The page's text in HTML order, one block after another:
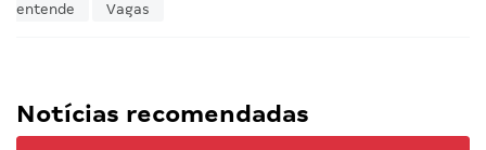
entende
Vagas
Notícias recomendadas